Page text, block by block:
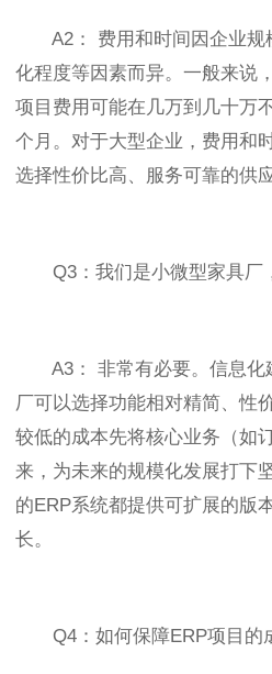
A2： 费用和时间因企业规
化程度等因素而异。一般来说
项目费用可能在几万到几十万
个月。对于大型企业，费用和
选择性价比高、服务可靠的供应
Q3：我们是小微型家具厂
A3： 非常有必要。信息化
厂可以选择功能相对精简、性
较低的成本先将核心业务（如
来，为未来的规模化发展打下
的ERP系统都提供可扩展的版
长。
Q4：如何保障ERP项目的